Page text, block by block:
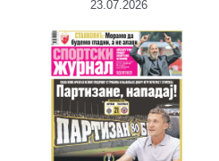
23.07.2026